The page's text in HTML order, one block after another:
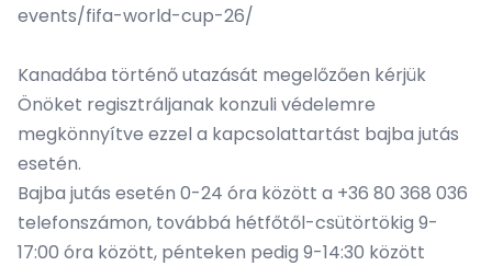
events/fifa-world-cup-26/
Kanadába történő utazását megelőzően kérjük
Önöket regisztráljanak konzuli védelemre
megkönnyítve ezzel a kapcsolattartást bajba jutás
esetén.
Bajba jutás esetén 0-24 óra között a +36 80 368 036
telefonszámon, továbbá hétfőtől-csütörtökig 9-
17:00 óra között, pénteken pedig 9-14:30 között